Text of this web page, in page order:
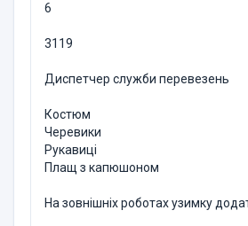
6
3119
Диспетчер служби перевезень
Костюм
Черевики
Рукавиці
Плащ з капюшоном
На зовнішніх роботах узимку